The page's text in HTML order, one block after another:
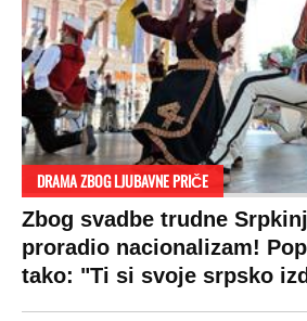
DRAMA ZBOG LJUBAVNE PRIČE
Zbog svadbe trudne
proradio nacionalizam!
tako: "Ti si svoje srpsko